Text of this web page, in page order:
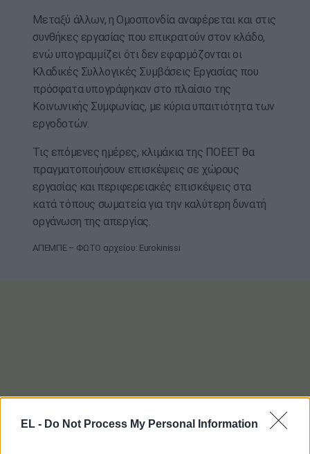
EL - Do Not Process My Personal Information
Μεταξύ άλλων, η Ομοσπονδία αναφέρεται και στις
συνθήκες εργασίας που επικρατούν στον κλάδο,
ενώ υπογραμμίζει ότι δεν εφαρμόζονται οι
Κλαδικές Συλλογικές Συμβάσεις Εργασίας που
πρόσφατα υπογράφηκαν στο πλαίσιο της
Κοινωνικής Συμφωνίας, με κύρια υπαιτιότητα των
εργοδοτών.
Τις επόμενες ημέρες, κλιμάκια της ΠΟΕΕΤ θα
πραγματοποιήσουν επισκέψεις σε χώρους
εργασίας και περιφερειακές επισκέψεις στα
κατά τόπους σωματεία για την καλύτερη δυνατή
οργάνωση της απεργίας.
ΑΠΕΜΠΕ – ΦΩΤΟ αρχείου: Eurokinissi